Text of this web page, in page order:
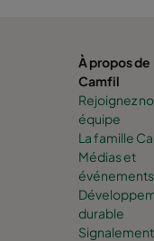
À propos de
Camfil
Rejoignez
équipe
La famille
Médias et
événements
durable
Signalement